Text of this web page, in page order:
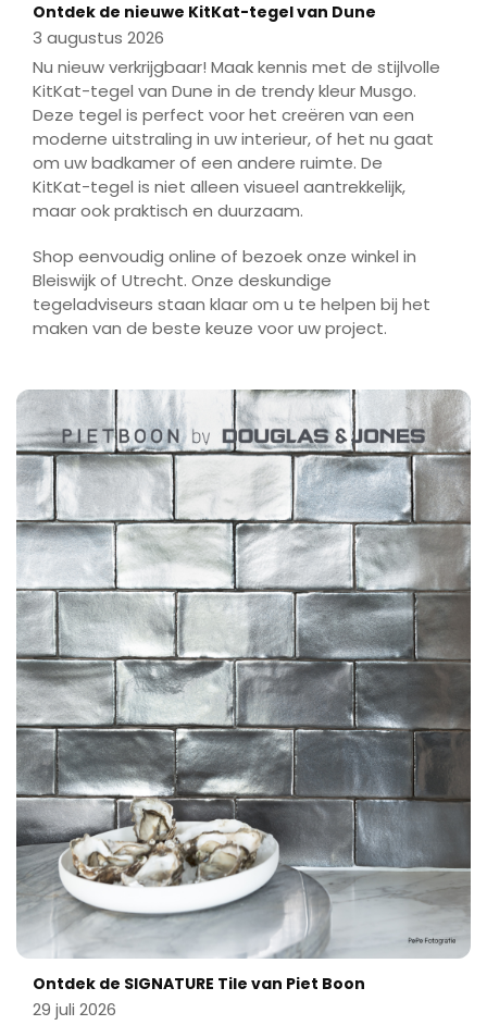
Ontdek de nieuwe KitKat-tegel van Dune
3 augustus 2026
Nu nieuw verkrijgbaar! Maak kennis met de stijlvolle
KitKat-tegel van Dune in de trendy kleur Musgo.
Deze tegel is perfect voor het creëren van een
moderne uitstraling in uw interieur, of het nu gaat
om uw badkamer of een andere ruimte. De
KitKat-tegel is niet alleen visueel aantrekkelijk,
maar ook praktisch en duurzaam.
Shop eenvoudig online of bezoek onze winkel in
Bleiswijk of Utrecht. Onze deskundige
tegeladviseurs staan klaar om u te helpen bij het
maken van de beste keuze voor uw project.
Ontdek de SIGNATURE Tile van Piet Boon
29 juli 2026